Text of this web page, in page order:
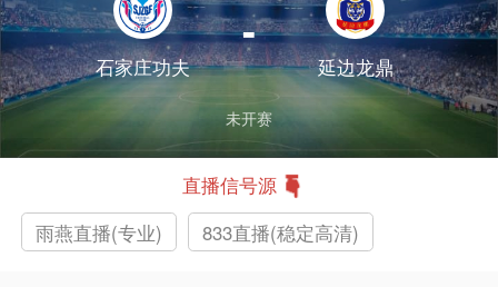
石家庄功夫
-
延边龙鼎
未开赛
直播信号源
雨燕直播(专业)
833直播(稳定高清)